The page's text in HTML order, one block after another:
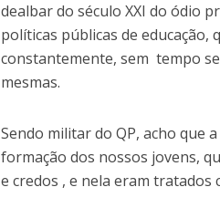
dealbar do século XXI do ódio
políticas públicas de
constantemente, sem tempo
mesmas.
Sendo militar do QP, acho que
formação dos nossos jovens,
e credos , e nela eram